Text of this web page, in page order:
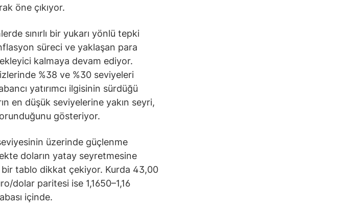
öne çıkıyor.
sınırlı bir yukarı yönlü tepki
süreci ve yaklaşan para
kalmaya devam ediyor.
%38 ve %30 seviyeleri
yatırımcı ilgisinin sürdüğü
en düşük seviyelerine yakın seyri,
gösteriyor.
üzerinde güçlenme
doların yatay seyretmesine
bir tablo dikkat çekiyor. Kurda 43,00
dolar paritesi ise 1,1650–1,16
içinde.